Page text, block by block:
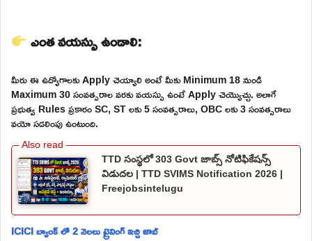
ఎంత వయస్సు ఉండాలి:
మీరు ఈ ఉద్యోగాలకు Apply చెయ్యాలి అంటే మీకు Minimum 18 నుండి
Maximum 30 సంవత్సరాల వరకు వయస్సు ఉంటే Apply చెయ్యొచ్చు. అలాగే
ప్రభుత్వ Rules ప్రకారం SC, ST లకు 5 సంవత్సరాలు, OBC లకు 3 సంవత్సరాలు
వయో సడలింపు ఉంటుంది.
TTD సంస్థలో 303 Govt జాబ్స్ నోటిఫికేషన్స్
విడుదల | TTD SVIMS Notification 2026 |
Freejobsintelugu
ICICI బ్యాంక్ లో 2 నెలలు ట్రైనింగ్ ఇచ్చి జాబ్